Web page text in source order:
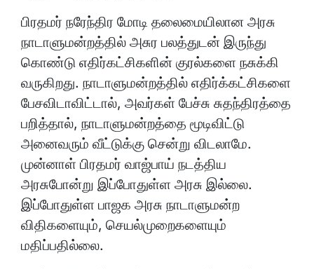
பிரதமர் நரேந்திர மோடி தலைமையிலான அரசு
நாடாளுமன்றத்தில் அசுர பலத்துடன் இருந்து
கொண்டு எதிர்கட்சிகளின் குரல்களை நசுக்கி
வருகிறது. நாடாளுமன்றத்தில் எதிர்க்கட்சிகளை
பேசவிடாவிட்டால், அவர்கள் பேச்சு சுதந்திரத்தை
பறித்தால், நாடாளுமன்றத்தை மூடிவிட்டு
அனைவரும் வீட்டுக்கு சென்று விடலாமே.
முன்னாள் பிரதமர் வாஜ்பாய் நடத்திய
அரசுபோன்று இப்போதுள்ள அரசு இல்லை.
இப்போதுள்ள பாஜக அரசு நாடாளுமன்ற
விதிகளையும், செயல்முறைகளையும்
மதிப்பதில்லை.